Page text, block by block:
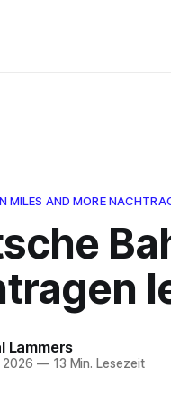
MILES AND MORE
Lammers
2026 —13 Min. Lesezeit